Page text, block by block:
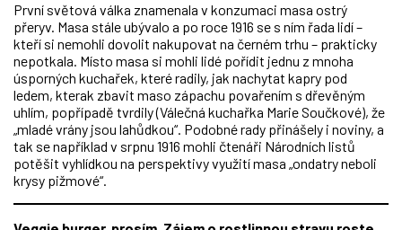
První světová válka znamenala v konzumaci masa ostrý
přeryv. Masa stále ubývalo a po roce 1916 se s ním řada lidí –
kteří si nemohli dovolit nakupovat na černém trhu – prakticky
nepotkala. Místo masa si mohli lidé pořídit jednu z mnoha
úsporných kuchařek, které radily, jak nachytat kapry pod
ledem, kterak zbavit maso zápachu povařením s dřevěným
uhlím, popřípadě tvrdily (Válečná kuchařka Marie Součkové), že
„mladé vrány jsou lahůdkou“. Podobné rady přinášely i noviny, a
tak se například v srpnu 1916 mohli čtenáři Národních listů
potěšit vyhlídkou na perspektivy využití masa „ondatry neboli
krysy pižmové“.